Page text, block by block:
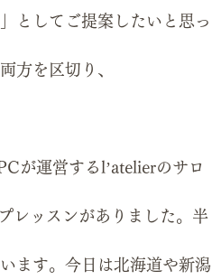
としてご提案したいと思っ
方を区切り、
が運営するl’atelierのサロ
レッスンがありました。半
ます。今日は北海道や新潟